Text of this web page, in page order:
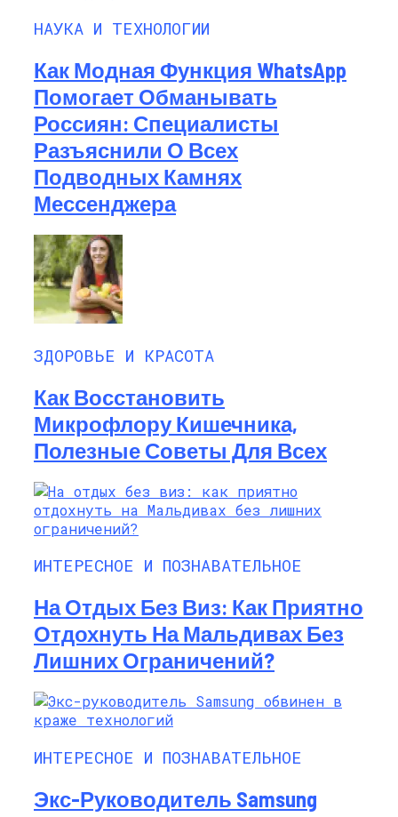
НАУКА И ТЕХНОЛОГИИ
Как Модная Функция WhatsApp
Помогает Обманывать
Россиян: Специалисты
Разъяснили О Всех
Подводных Камнях
Мессенджера
ЗДОРОВЬЕ И КРАСОТА
Как Восстановить
Микрофлору Кишечника,
Полезные Советы Для Всех
ИНТЕРЕСНОЕ И ПОЗНАВАТЕЛЬНОЕ
На Отдых Без Виз: Как Приятно
Отдохнуть На Мальдивах Без
Лишних Ограничений?
ИНТЕРЕСНОЕ И ПОЗНАВАТЕЛЬНОЕ
Экс-Руководитель Samsung